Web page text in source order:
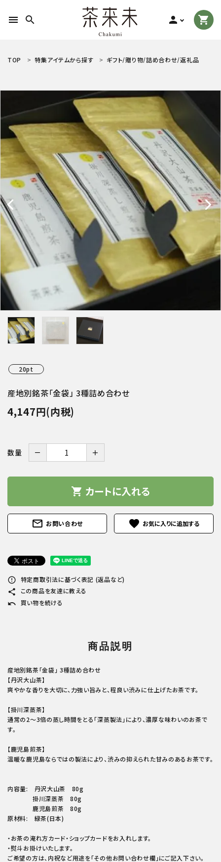
menu search person shopping_cart
search
ACCOUNT MENU
ようこそ ゲスト 様
meeting_room ログイン person 新規会員登録
お茶の種類から探す
食品から探す
ティーグッズから探す
特集アイテムから探す
ガイドライン
TOP 特集アイテムから探す ギフト/贈り物/詰め合わせ/返礼品
20pt
産地別銘茶「金袋」 3種詰め合わせ
4,147円(内税)
数量 － ＋
shopping_cart カートに入れる
mail_outline お問い合わせ favorite
error_outline 特定商取引法に基づく表記 (返品など)
share この商品を友達に教える
undo 買い物を続ける
商品説明
産地別銘茶「金袋」 3種詰め合わせ
【丹沢大山茶】
爽やかな香りを大切に、力強い旨みと、程良い渋みに仕上げたお茶です。
【掛川深蒸茶】
通常の2～3倍の蒸し時間をとる「深蒸製法」により、濃厚な味わいのお茶で
す。
【鹿児島煎茶】
温暖な鹿児島ならではの製法により、渋みの抑えられた甘みのあるお茶です。
内容量: 丹沢大山茶 80g
掛川深蒸茶 80g
鹿児島煎茶 80g
原材料: 緑茶(日本)
・お茶の淹れ方カード・ショップカードをお入れします。
・熨斗お掛けいたします。
ご希望の方は、内祝など用途を「その他お問い合わせ欄」にご記入下さい。